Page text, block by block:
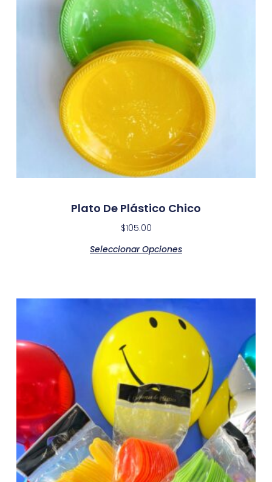
Plato De Plástico Chico
$105.00
Seleccionar Opciones